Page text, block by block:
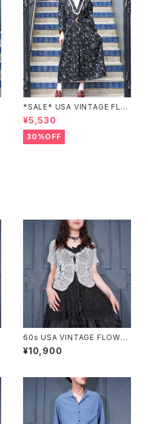
*SALE* USA VINTAGE FLO
WER PATTERNED LACE CO
LLAR BELTED ONE PIECE/
アメリカ古着花柄レース襟ベル
テッドワンピース
¥5,530
30%OFF
60s USA VINTAGE FLOWER
DESIGN HALF SLEEVE CRO
CHET KNIT CARDIGAN/60
¥10,900